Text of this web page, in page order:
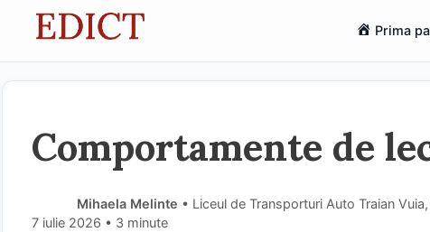
Prima
Comportamente de
Mihaela Melinte • Liceul de Transporturi Auto Traian
7 iulie 2026 • 3 minute